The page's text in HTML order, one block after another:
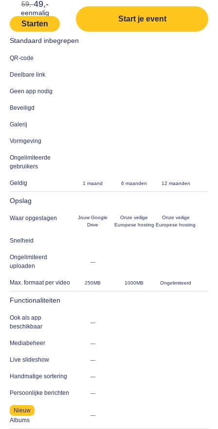
59,-49,-
eenmalig
Starten
Start je event
Standaard inbegrepen
QR-code
Deelbare link
Geen app nodig
Beveiligd
Galerij
Vormgeving
Ongelimiteerde
gebruikers
Geldig 1 maand 6 maanden 12 maanden
Opslag
Waar opgeslagen
Jouw Google
Drive
Onze veilige
Europese hosting
Onze veilige
Europese hosting
Snelheid
Ongelimiteerd
uploaden
—
Max. formaat per video 250MB 1000MB Ongelimiteerd
Functionaliteiten
Ook als app
beschikbaar
—
Mediabeheer —
Live slideshow —
Handmatige sortering —
Persoonlijke berichten —
Nieuw
Albums
—